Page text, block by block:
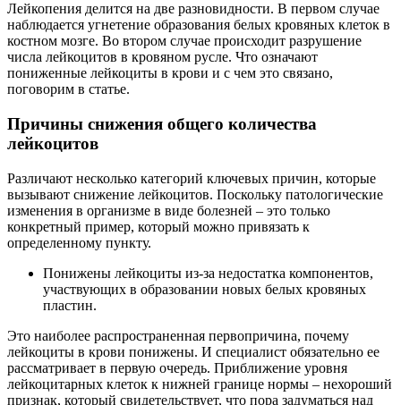
Лейкопения делится на две разновидности. В первом случае
наблюдается угнетение образования белых кровяных клеток в
костном мозге. Во втором случае происходит разрушение
числа лейкоцитов в кровяном русле. Что означают
пониженные лейкоциты в крови и с чем это связано,
поговорим в статье.
Причины снижения общего количества
лейкоцитов
Различают несколько категорий ключевых причин, которые
вызывают снижение лейкоцитов. Поскольку патологические
изменения в организме в виде болезней – это только
конкретный пример, который можно привязать к
определенному пункту.
Понижены лейкоциты из-за недостатка компонентов,
участвующих в образовании новых белых кровяных
пластин.
Это наиболее распространенная первопричина, почему
лейкоциты в крови понижены. И специалист обязательно ее
рассматривает в первую очередь. Приближение уровня
лейкоцитарных клеток к нижней границе нормы – нехороший
признак, который свидетельствует, что пора задуматься над